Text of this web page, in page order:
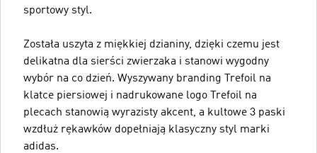
sportowy styl.
Została uszyta z miękkiej dzianiny, dzięki czemu jest
delikatna dla sierści zwierzaka i stanowi wygodny
wybór na co dzień. Wyszywany branding Trefoil na
klatce piersiowej i nadrukowane logo Trefoil na
plecach stanowią wyrazisty akcent, a kultowe 3 paski
wzdłuż rękawków dopełniają klasyczny styl marki
adidas.